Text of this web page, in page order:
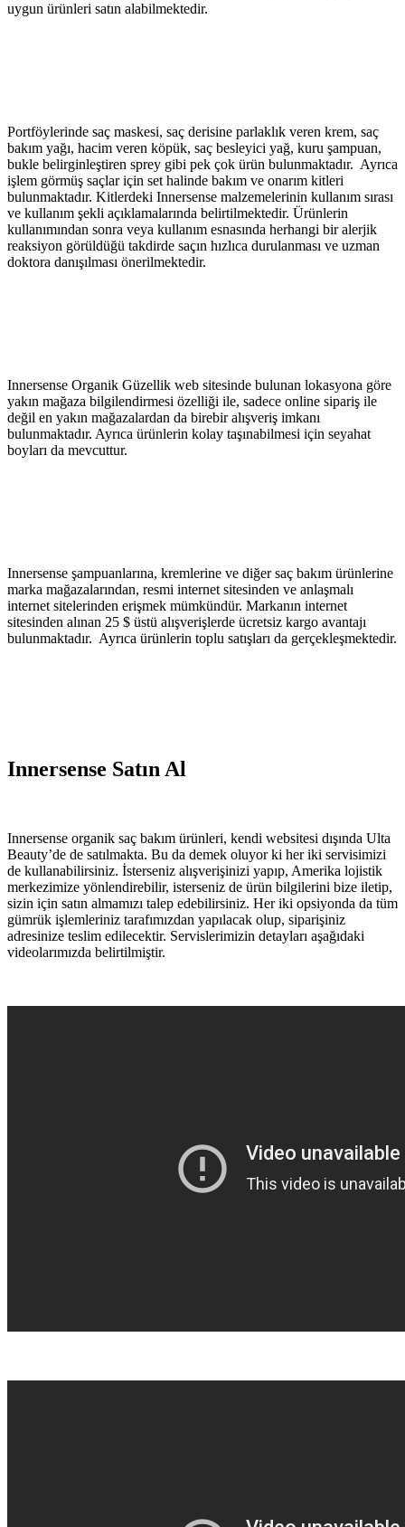
uygun ürünleri satın alabilmektedir.
Portföylerinde saç maskesi, saç derisine parlaklık veren krem, saç
bakım yağı, hacim veren köpük, saç besleyici yağ, kuru şampuan,
bukle belirginleştiren sprey gibi pek çok ürün bulunmaktadır. Ayrıca
işlem görmüş saçlar için set halinde bakım ve onarım kitleri
bulunmaktadır. Kitlerdeki Innersense malzemelerinin kullanım sırası
ve kullanım şekli açıklamalarında belirtilmektedir. Ürünlerin
kullanımından sonra veya kullanım esnasında herhangi bir alerjik
reaksiyon görüldüğü takdirde saçın hızlıca durulanması ve uzman
doktora danışılması önerilmektedir.
Innersense Organik Güzellik web sitesinde bulunan lokasyona göre
yakın mağaza bilgilendirmesi özelliği ile, sadece online sipariş ile
değil en yakın mağazalardan da birebir alışveriş imkanı
bulunmaktadır. Ayrıca ürünlerin kolay taşınabilmesi için seyahat
boyları da mevcuttur.
Innersense şampuanlarına, kremlerine ve diğer saç bakım ürünlerine
marka mağazalarından, resmi internet sitesinden ve anlaşmalı
internet sitelerinden erişmek mümkündür. Markanın internet
sitesinden alınan 25 $ üstü alışverişlerde ücretsiz kargo avantajı
bulunmaktadır. Ayrıca ürünlerin toplu satışları da gerçekleşmektedir.
Innersense Satın Al
Innersense organik saç bakım ürünleri, kendi websitesi dışında Ulta
Beauty’de de satılmakta. Bu da demek oluyor ki her iki servisimizi
de kullanabilirsiniz. İsterseniz alışverişinizi yapıp, Amerika lojistik
merkezimize yönlendirebilir, isterseniz de ürün bilgilerini bize iletip,
sizin için satın almamızı talep edebilirsiniz. Her iki opsiyonda da tüm
gümrük işlemleriniz tarafımızdan yapılacak olup, siparişiniz
adresinize teslim edilecektir. Servislerimizin detayları aşağıdaki
videolarımızda belirtilmiştir.